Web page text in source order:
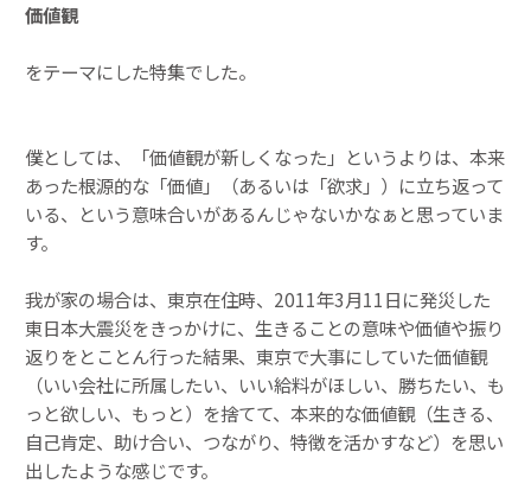
価値観
をテーマにした特集でした。
僕としては、「価値観が新しくなった」というよりは、本来
あった根源的な「価値」（あるいは「欲求」）に立ち返って
いる、という意味合いがあるんじゃないかなぁと思っていま
す。
我が家の場合は、東京在住時、2011年3月11日に発災した
東日本大震災をきっかけに、生きることの意味や価値や振り
返りをとことん行った結果、東京で大事にしていた価値観
（いい会社に所属したい、いい給料がほしい、勝ちたい、も
っと欲しい、もっと）を捨てて、本来的な価値観（生きる、
自己肯定、助け合い、つながり、特徴を活かすなど）を思い
出したような感じです。